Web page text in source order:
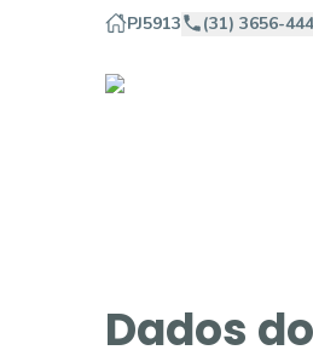
PJ5913 (31) 3656-
Dados